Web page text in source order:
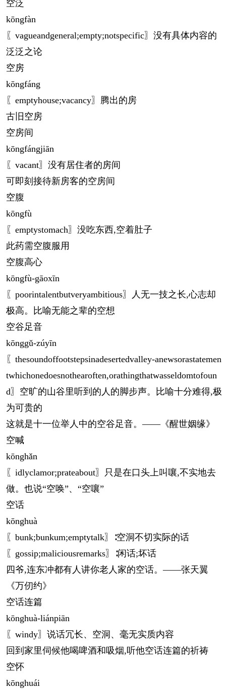
空泛
kōngfàn
〖vagueandgeneral;empty;notspecific〗没有具体内容的
泛泛之论
空房
kōngfáng
〖emptyhouse;vacancy〗腾出的房
古旧空房
空房间
kōngfángjiān
〖vacant〗没有居住者的房间
可即刻接待新房客的空房间
空腹
kōngfù
〖emptystomach〗没吃东西,空着肚子
此药需空腹服用
空腹高心
kōngfù-gāoxīn
〖poorintalentbutveryambitious〗人无一技之长,心志却
极高。比喻无能之辈的空想
空谷足音
kōnggǔ-zúyīn
〖thesoundoffootstepsinadesertedvalley-anewsorastatemen
twhichonedoesnothearoften,orathingthatwasseldomtofoun
d〗空旷的山谷里听到的人的脚步声。比喻十分难得,极
为可贵的
这就是十一位举人中的空谷足音。——《醒世姻缘》
空喊
kōnghǎn
〖idlyclamor;prateabout〗只是在口头上叫嚷,不实地去
做。也说“空唤”、“空嚷”
空话
kōnghuà
〖bunk;bunkum;emptytalk〗∶空洞不切实际的话
〖gossip;maliciousremarks〗∶闲话;坏话
四爷,连东冲都有人讲你老人家的空话。——张天翼
《万仞约》
空话连篇
kōnghuà-liánpiān
〖windy〗说话冗长、空洞、毫无实质内容
回到家里伺候他喝啤酒和吸烟,听他空话连篇的祈祷
空怀
kōnghuái